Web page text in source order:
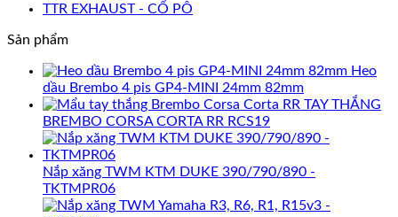
TTR EXHAUST - CỔ PÔ
Sản phẩm
Heo
dầu Brembo 4 pis GP4-MINI 24mm 82mm
TAY THẮNG
BREMBO CORSA CORTA RR RCS19
Nắp xăng TWM KTM DUKE 390/790/890 -
TKTMPR06